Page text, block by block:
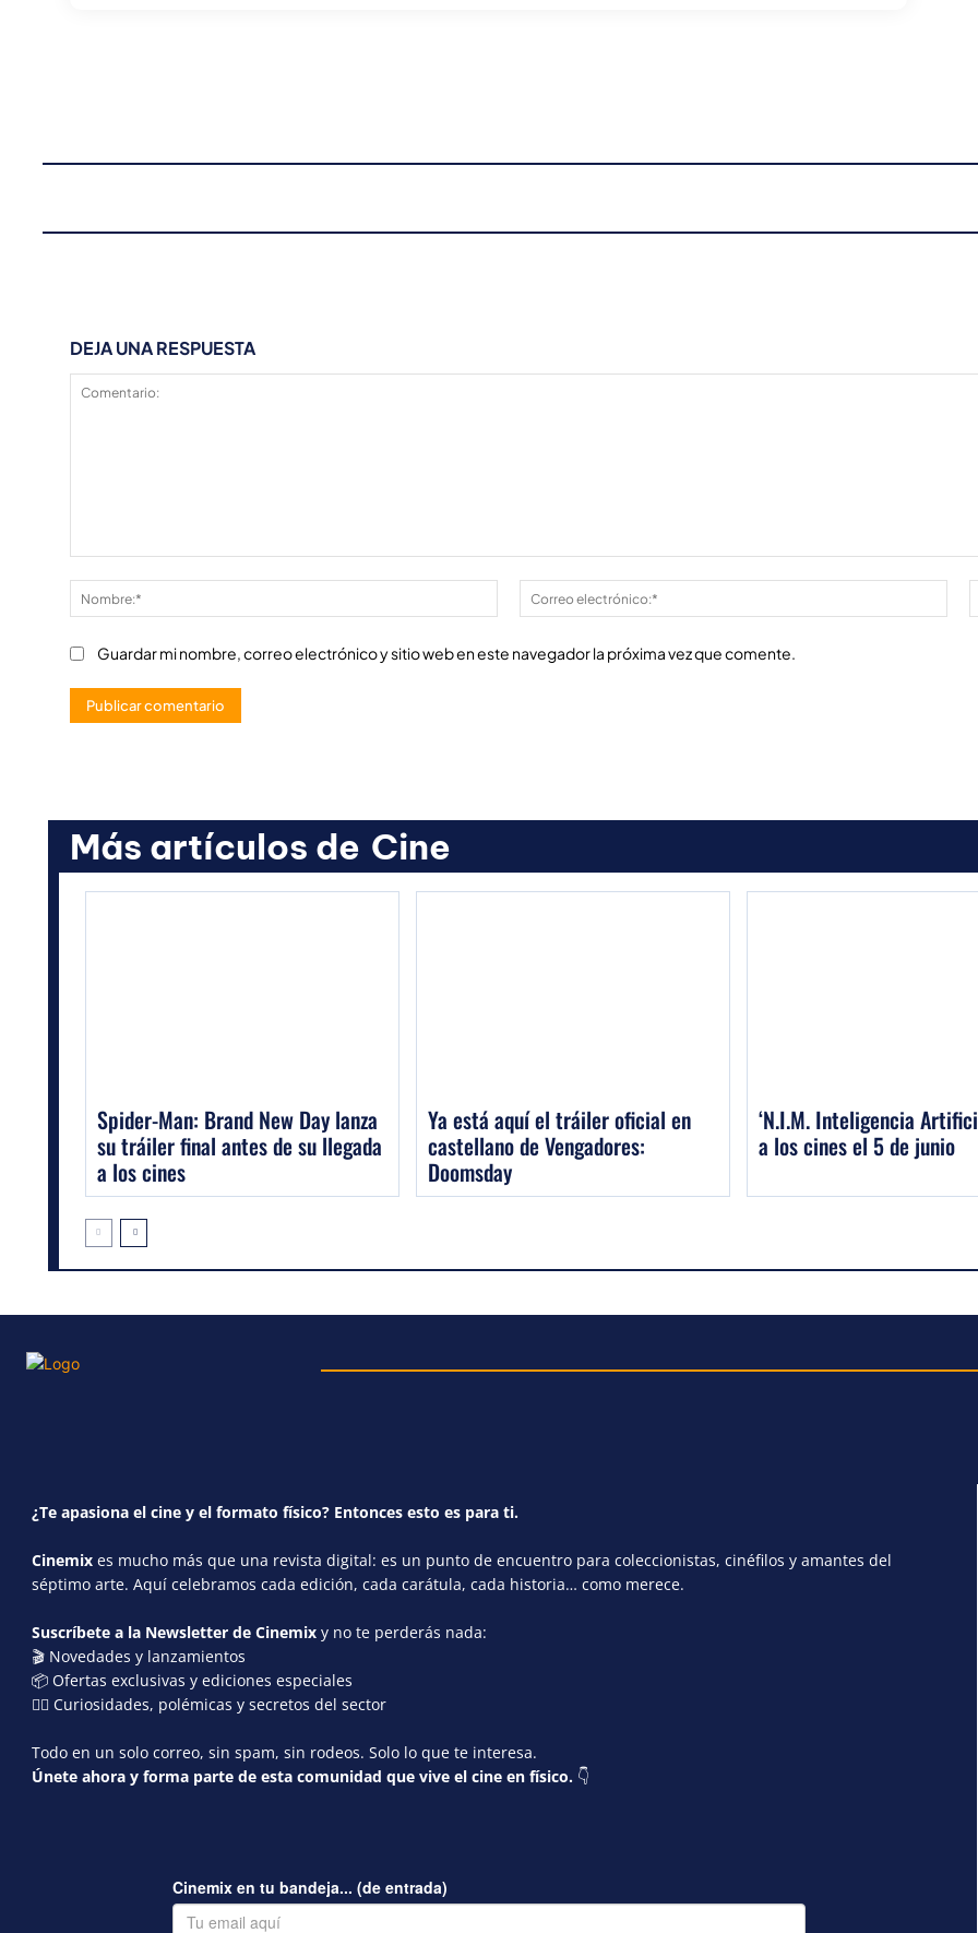
DEJA UNA RESPUESTA
Nombre:*
Guardar mi nombre, correo electrónico y sitio web en este navegador la próxima vez que comente.
Más artículos de Cine
Spider-Man: Brand New Day lanza
su tráiler final antes de su llegada
a los cines
Ya está aquí el tráiler oficial en
castellano de Vengadores:
Doomsday
‘N.I.M. Inteligencia
a los cines el 5 de junio
¿Te apasiona el cine y el formato físico? Entonces esto es para ti.
Cinemix es mucho más que una revista digital: es un punto de encuentro para coleccionistas, cinéfilos y amantes del
séptimo arte. Aquí celebramos cada edición, cada carátula, cada historia… como merece.
Suscríbete a la Newsletter de Cinemix y no te perderás nada:
🎬 Novedades y lanzamientos
📦 Ofertas exclusivas y ediciones especiales
🕵️‍♂️ Curiosidades, polémicas y secretos del sector
Todo en un solo correo, sin spam, sin rodeos. Solo lo que te interesa.
Únete ahora y forma parte de esta comunidad que vive el cine en físico. 👇